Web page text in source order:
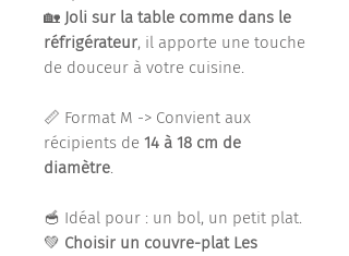
🏡 Joli sur la table comme dans le
réfrigérateur, il apporte une touche
de douceur à votre cuisine.
📏 Format M -> Convient aux
récipients de 14 à 18 cm de
diamètre.
🥣 Idéal pour : un bol, un petit plat.
💚 Choisir un couvre-plat Les